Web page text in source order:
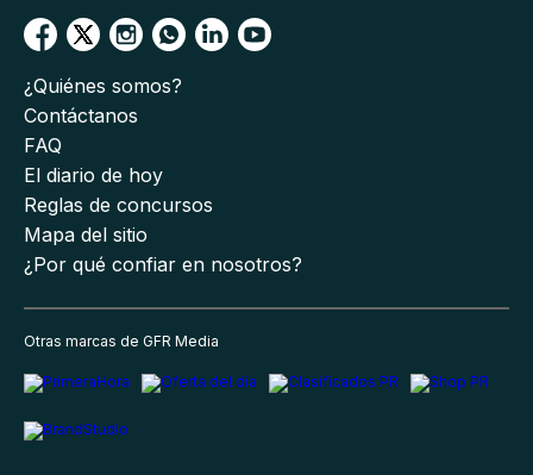
¿Quiénes somos?
Contáctanos
FAQ
El diario de hoy
Reglas de concursos
Mapa del sitio
¿Por qué confiar en nosotros?
Otras marcas de GFR Media